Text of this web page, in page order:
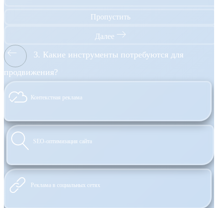
Пропустить
Далее
3. Какие инструменты потребуются для
продвижения?
Контекстная реклама
SEO-оптимизация сайта
Реклама в социальных сетях